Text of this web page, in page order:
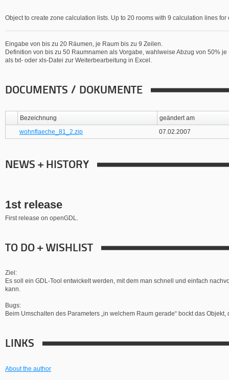
Object to create zone calculation lists. Up to 20 rooms with 9 calculation lines for
Eingabe von bis zu 20 Räumen, je Raum bis zu 9 Zeilen.
Definition von bis zu 50 Raumnamen als Vorgabe, wahlweise Abzug von 50%
als txt- oder xls-Datei zur Weiterbearbeitung in Excel.
DOCUMENTS / DOKUMENTE
Bezeichnung
geändert am
wohnflaeche_81_2.zip
07.02.2007
NEWS + HISTORY
1st release
First release on openGDL.
TO DO + WISHLIST
Ziel:
Es soll ein GDL-Tool entwickelt werden, mit dem man schnell und einfach
kann.
Bugs:
Beim Umschalten des Parameters „in welchem Raum gerade“ bockt das
LINKS
About the author